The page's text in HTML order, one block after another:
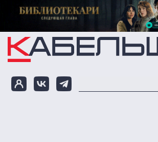
Перейти к основному содержанию